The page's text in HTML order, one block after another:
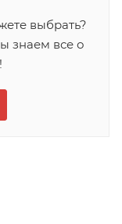
выбрать?
знаем все о